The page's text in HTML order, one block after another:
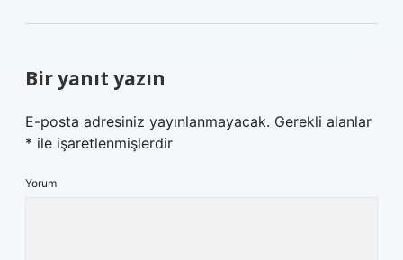
Bir yanıt yazın
E-posta adresiniz yayınlanmayacak. Gerekli alanlar
* ile işaretlenmişlerdir
Yorum